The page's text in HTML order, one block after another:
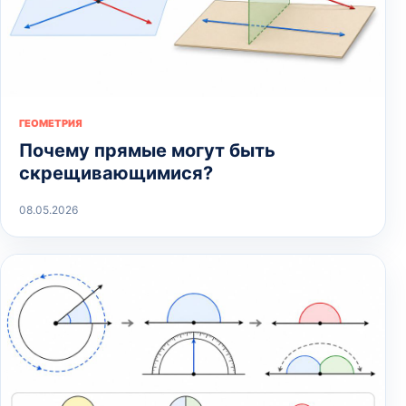
ГЕОМЕТРИЯ
Почему прямые могут быть
скрещивающимися?
08.05.2026